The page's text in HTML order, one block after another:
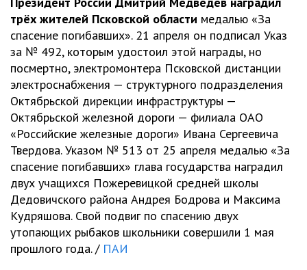
трёх жителей Псковской области медалью «За
спасение погибавших». 21 апреля он подписал Указ
за № 492, которым удостоил этой награды, но
посмертно, электромонтера Псковской дистанции
электроснабжения — структурного подразделения
Октябрьской дирекции инфраструктуры —
Октябрьской железной дороги — филиала ОАО
«Российские железные дороги» Ивана Сергеевича
Твердова. Указом № 513 от 25 апреля медалью «За
спасение погибавших» глава государства наградил
двух учащихся Пожеревицкой средней школы
Дедовичского района Андрея Бодрова и Максима
Кудряшова. Свой подвиг по спасению двух
утопающих рыбаков школьники совершили 1 мая
прошлого года. / ПАИ